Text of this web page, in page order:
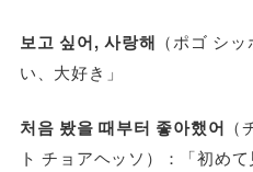
보고 싶어, 사랑해 （ポゴ シ
い、大好き」
처음 봤을 때부터 좋아했어
ト チョアヘッソ）：「初め